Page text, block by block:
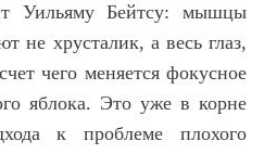
Уильяму Бейтсу: мышцы
не хрусталик, а весь глаз,
чего меняется фокусное
яблока. Это уже в корне
к проблеме плохого